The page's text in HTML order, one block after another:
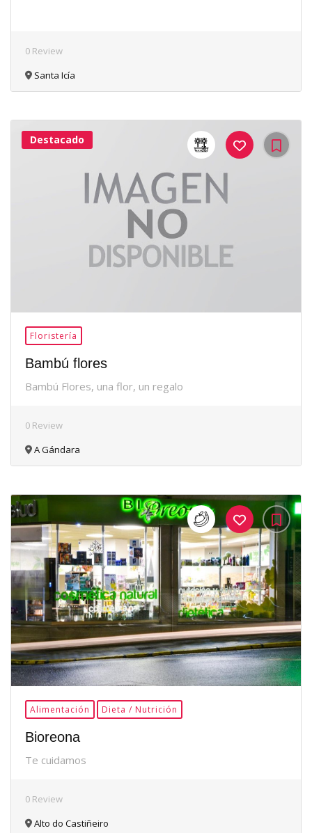
0 Review
Santa Icía
43Me
Destacado
Floristería
Bambú flores
Bambú Flores, una flor, un regalo
0 Review
A Gándara
35Me
Gusta
Alimentación Dieta / Nutrición
Bioreona
Te cuidamos
0 Review
Alto do Castiñeiro